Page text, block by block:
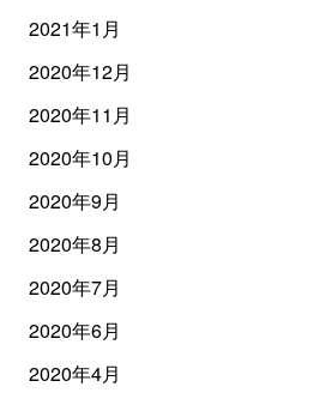
2021年1月
2020年12月
2020年11月
2020年10月
2020年9月
2020年8月
2020年7月
2020年6月
2020年4月